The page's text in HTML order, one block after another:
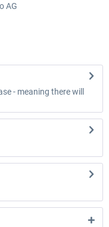
AG
- meaning there will